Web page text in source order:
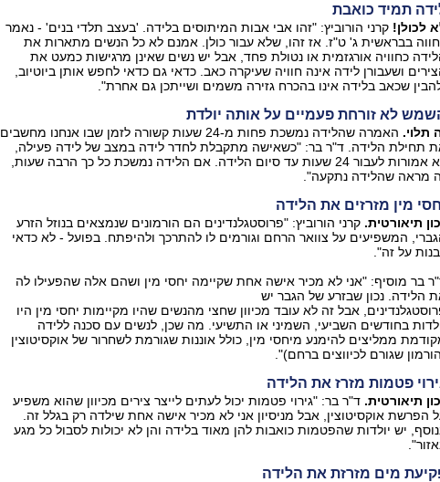
תמיד כואבת
לכולן! קרני הורוביץ: "זהו אבי אבות המיתוסים בלידה. 'בעצב תלדי בנים' - נאמר
בבראשית ג' ט"ז. אז זהו, שלא עבור כולן. אמנם לא כל הנשים מתארות את
כחוויה אורגזמית או נטולת פחד, אבל יש נשים שאינן מרגישות כמעט את
ושעבורן לידה אינה חוויה שעיקרה כאב. כדאי גם כדאי לחפש אותן ביוטיוב,
שכאב בלידה אינו בהכרח גזירה משמים ושייתכן גם אחרת".
לא זורחת פעמיים על אותה יולדת
תלוי.
האמרה שהלידה נמשכת פחות מ-24 שעות קשורה לזמן שבו אנחנו מחשבים
תחילת הלידה. ד"ר בר: "כשאישה מתקבלת לחדר לידה במצב של לידה פעילה,
לא אמורות לעבור 24 שעות עד סיום הלידה. אם הלידה נמשכת כל כך הרבה שעות,
מראה שהלידה נתקעה".
מין מזרזים את הלידה
תיאורטית. קרני הורוביץ: "פרוסטגלנדינים הם הורמונים שנמצאים בנוזל הזרע
המשפיעים על צוואר הרחם וגורמים לו להתרכך ולהיפתח. בפועל - לא כדאי
על זה".
בר מוסיף: "אני לא מכיר אישה אחת שקיימה יחסי מין ושהם אלה שהפעילו לה
הלידה. נכון שבזרע של הגבר יש
אבל זה לא עובד מכיוון שחצי מהנשים שהיו מקיימות יחסי מין היו
בחודשים השביעי, השמיני או התשיעי. מה שכן, לנשים עם סכנה ללידה
ממליצים להימנע מיחסי מין, כולל אוננות שגורמת לשחרור של אוקסיטוצין
שגורם לכיווצים ברחם)".
פטמות מזרז את הלידה
תיאורטית. ד"ר בר: "גירוי פטמות יכול לעתים לייצר צירים מכיוון שהוא משפיע
הפרשת אוקסיטוצין, אבל מניסיון אני לא מכיר אישה אחת שילדה רק בגלל זה.
יש יולדות שהפטמות כואבות להן מאוד בלידה והן לא יכולות לסבול כל מגע
מים מזרזת את הלידה